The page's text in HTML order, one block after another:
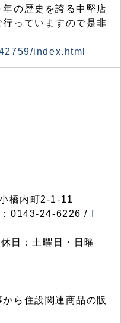
の歴史を誇る中堅店
っていますので是非
index.html
橋内町2-1-11
0143-24-6226 / f
日：土曜日・日曜
ら住設関連商品の販